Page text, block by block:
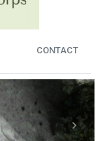
CONTACT
Next